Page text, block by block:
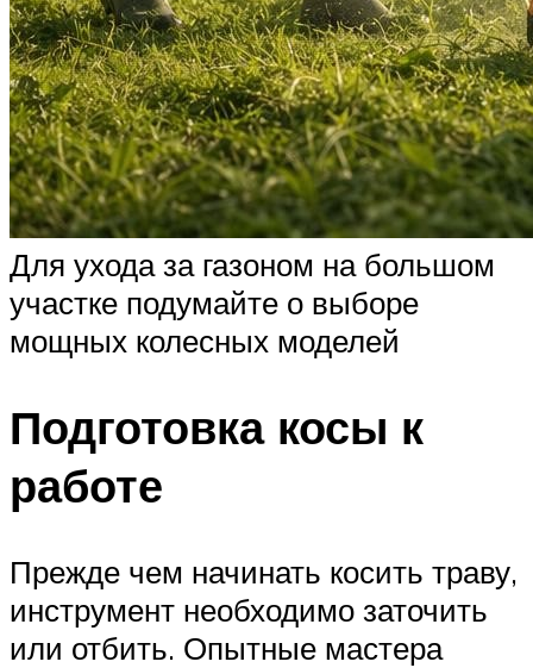
Для ухода за газоном на большом
участке подумайте о выборе
мощных колесных моделей
Подготовка косы к
работе
Прежде чем начинать косить траву,
инструмент необходимо заточить
или отбить. Опытные мастера